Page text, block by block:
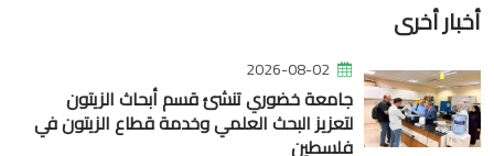
أخبار أخرى
2026-08-02
جامعة خضوري تنشئ قسم أبحاث الزيتون
لتعزيز البحث العلمي وخدمة قطاع الزيتون في
فلسطين